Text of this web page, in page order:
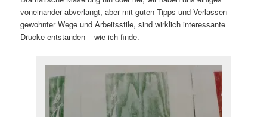
voneinander abverlangt, aber mit guten Tipps und Verlassen
gewohnter Wege und Arbeitsstile, sind wirklich interessante
Drucke entstanden – wie ich finde.